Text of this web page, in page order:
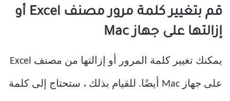
قم بتغيير كلمة مرور مصنف Excel أو
إزالتها على جهاز Mac
يمكنك تغيير كلمة المرور أو إزالتها من مصنف Excel
على جهاز Mac أيضًا. للقيام بذلك ، ستحتاج إلى كلمة